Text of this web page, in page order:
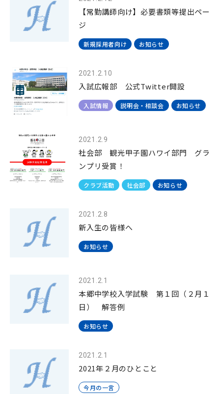
【常勤講師向け】必要書類等提出ペー
ジ
新規採用者向け お知らせ
2021.2.10
入試広報部 公式Twitter開設
入試情報 説明会・相談会 お知らせ
2021.2.9
社会部 観光甲子園ハワイ部門 グラ
ンプリ受賞！
クラブ活動 社会部 お知らせ
2021.2.8
新入生の皆様へ
お知らせ
2021.2.1
本郷中学校入学試験 第１回（２月１
日） 解答例
お知らせ
2021.2.1
2021年２月のひとこと
今月の一言